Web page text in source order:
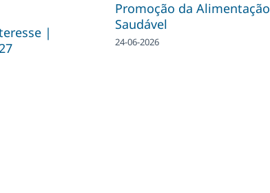
|
Promoção da Alimentação
Saudável
24-06-2026